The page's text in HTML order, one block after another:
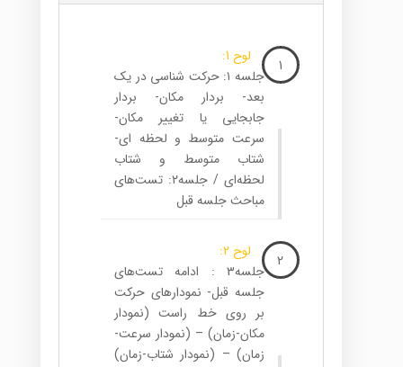
1
لوح 1:
جلسه ۱: حرکت شناسی در یک
بعد- بردار مکان- بردار
جابجایی یا تغییر مکان-
سرعت متوسط و لحظه ای-
شتاب متوسط و شتاب
لحظه‌ای / جلسه۲: تست‌های
مباحث جلسه قبل
2
لوح 2:
جلسه۳ : ادامه تست‌های
جلسه قبل- نمودارهای حرکت
بر روی خط راست (نمودار
مکان-زمان) – (نمودار سرعت-
زمان) – (نمودار شتاب-زمان)